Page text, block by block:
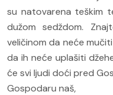
su natovarena teškim
dužom sedždom.
veličinom da neće
da ih neće uplašiti
će svi ljudi doći pred
Gospodaru naš,